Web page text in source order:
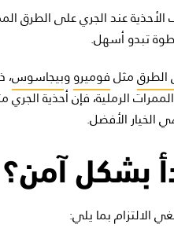
عند الجري على الطرق
تبدو أسهل.
الطرقمثلفوميرووبيجاسوس،
الرملية، فإن أحذية الجري
الخيار الأفضل.
بشكل آمن؟
الالتزام بما يلي: